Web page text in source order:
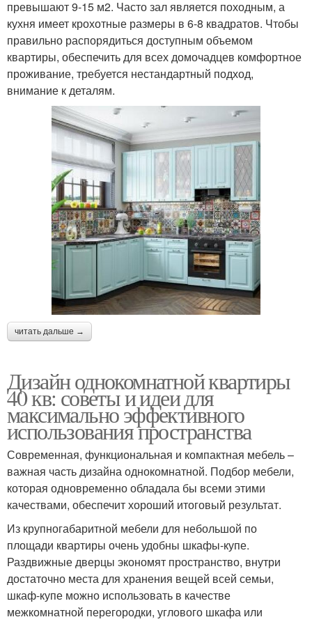
превышают 9-15 м2. Часто зал является походным, а
кухня имеет крохотные размеры в 6-8 квадратов. Чтобы
правильно распорядиться доступным объемом
квартиры, обеспечить для всех домочадцев комфортное
проживание, требуется нестандартный подход,
внимание к деталям.
читать дальше →
Дизайн однокомнатной квартиры
40 кв: советы и идеи для
максимально эффективного
использования пространства
Современная, функциональная и компактная мебель –
важная часть дизайна однокомнатной. Подбор мебели,
которая одновременно обладала бы всеми этими
качествами, обеспечит хороший итоговый результат.
Из крупногабаритной мебели для небольшой по
площади квартиры очень удобны шкафы-купе.
Раздвижные дверцы экономят пространство, внутри
достаточно места для хранения вещей всей семьи,
шкаф-купе можно использовать в качестве
межкомнатной перегородки, углового шкафа или